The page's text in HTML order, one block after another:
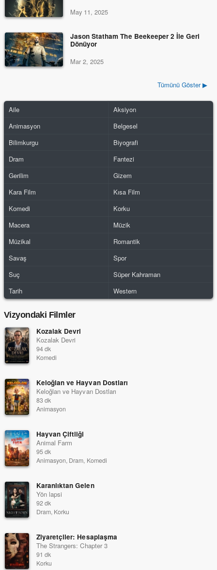
May 11, 2025
Jason Statham The Beekeeper 2 İle Geri
Dönüyor
Mar 2, 2025
Tümünü Göster ▶
Aile
Aksiyon
Animasyon
Belgesel
Bilimkurgu
Biyografi
Dram
Fantezi
Gerilim
Gizem
Kara Film
Kısa Film
Komedi
Korku
Macera
Müzik
Müzikal
Romantik
Savaş
Spor
Suç
Süper Kahraman
Tarih
Western
Vizyondaki Filmler
Kozalak Devri
Kozalak Devri
94 dk
Komedi
Keloğlan ve Hayvan Dostları
Keloğlan ve Hayvan Dostları
83 dk
Animasyon
Hayvan Çiftliği
Animal Farm
95 dk
Animasyon, Dram, Komedi
Karanlıktan Gelen
Yön lapsi
92 dk
Dram, Korku
Ziyaretçiler: Hesaplaşma
The Strangers: Chapter 3
91 dk
Korku